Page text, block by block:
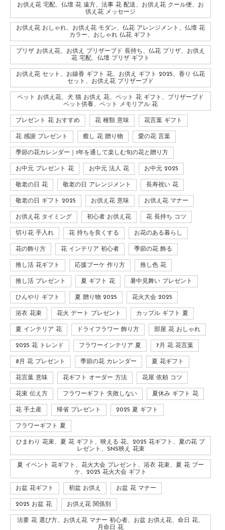
お供え花 宅配、仏壇 花 遠方、法事 花 配送、お供え花 クール便、お
供え花 メッセージ
お供え花 おしゃれ、お供え花 モダン、仏花 アレンジメント、仏壇 花
カラー、おしゃれ 仏花 ギフト
プリザ お供え花、お供え プリザーブド 長持ち、仏花 プリザ、お供え
花 宅配、仏壇 プリザ ギフト
お供え花 セット、お線香 ギフト 花、お供え ギフト 2025、香り 仏花
セット、お供え花 プリザーブド
ペット お供え花、犬 猫 お供え 花、ペット 花 ギフト、プリザーブド
ペット供養、ペット メモリアル 花
プレゼント 花 おすすめ 花 種類 意味 花言葉 ギフト
花 感謝 プレゼント 癒し 花 贈り物 愛の花 言葉
季節の花カレンダー｜1年を通して楽しむ旬の花と贈り方
お中元 プレゼント 花 お中元 法人 花 お中元 2025
敬老の日 花 敬老の日 アレンジメント 長寿祝い 花
敬老の日 ギフト 2025 お供え花 意味 お供え花 マナー
お供え花 タイミング 初心者 お供え花 花 長持ち コツ
切り花 手入れ 花 持ちを良くする お花のある暮らし
花の飾り方 花 インテリア 初心者 季節の花 飾る
推し活 花ギフト 応援ブーケ 作り方 推し色 花
推し活 プレゼント 夏 ギフト 花 暑中見舞い プレゼント
ひんやり ギフト 夏 贈り物 2025 花火大会 2025
浴衣 花束 花火 デート プレゼント カップル ギフト 夏
夏 インテリア 花 ドライフラワー 飾り方 部屋 花 おしゃれ
2025 花 トレンド フラワーインテリア 夏 7月 花 花言葉
8月 花 プレゼント 季節の花 カレンダー 夏 花ギフト
花言葉 意味 花ギフト オーダー 方法 花屋 依頼 コツ
花束 伝え方 フラワーギフト 失敗しない 夏休み ギフト 花
花 手土産 帰省 プレゼント 2025 夏 ギフト
フラワーギフト 夏
ひまわり 花束、夏 花 ギフト、映える 花、2025 花ギフト、夏の花 プ
レゼント、SNS映え 花束
夏 イベント 花ギフト、花火大会 プレゼント、浴衣 花束、夏 花 ブー
ケ、2025 花火大会 ギフト
お盆 花ギフト 初盆 お供え お盆 花 マナー
2025 お盆 花 お供え花 関係別
法要 花 選び方、お供え花 マナー 初心者、お盆 お供え花、命日 花、
月命日 花